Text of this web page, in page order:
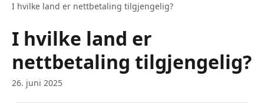
I hvilke land er nettbetaling tilgjengelig?
I hvilke land er
nettbetaling tilgjengelig?
26. juni 2025